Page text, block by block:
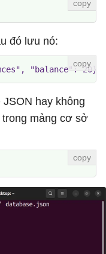
đó lưu nó:
"balance":
hay không
mảng cơ sở